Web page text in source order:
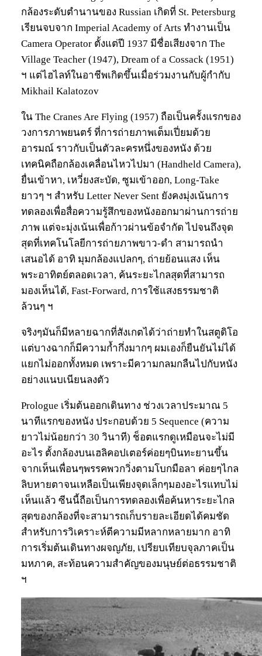
กล้องระดับตำนานของ Russian เกิดที่ St. Petersburg
เรียนจบจาก Imperial Academy of Arts ทำงานเป็น
Camera Operator ตั้งแต่ปี 1937 มีชื่อเสียงจาก The
Village Teacher (1947), Dream of a Cossack (1951)
ฯ แต่ไฮไลท์ในอาชีพเกิดขึ้นเมื่อร่วมงานกับผู้กำกับ
Mikhail Kalatozov
ใน The Cranes Are Flying (1957) ถือเป็นครั้งแรกของ
วงการภาพยนตร์ ที่การถ่ายภาพเต็มเปี่ยมด้วย
อารมณ์ ราวกับเป็นตัวละครหนึ่งของหนัง ด้วย
เทคนิคถือกล้องเคลื่อนไหวไปมา (Handheld Camera),
ยื่นเข้าหา, เหวี่ยงสะบัด, ซูมเข้าออก, Long-Take
ยาวๆ ฯ สำหรับ Letter Never Sent ยังคงมุ่งเน้นการ
ทดลองเพื่อสื่อความรู้สึกของหนังออกมาผ่านการถ่าย
ภาพ แต่จะมุ่งเน้นเพื่อก้าวผ่านข้อจำกัด ไปจนถึงจุด
สุดที่เทคโนโลยีการถ่ายภาพขาว-ดำ สามารถนำ
เสนอได้ อาทิ มุมกล้องแปลกๆ, ถ่ายย้อนแสง เห็น
พระอาทิตย์ตลอดเวลา, ค้นระยะไกลสุดที่สามารถ
มองเห็นได้, Fast-Forward, การใช้แสงธรรมชาติ
ล้วนๆ ฯ
จริงๆมันก็มีหลายฉากที่สังเกตได้ว่าถ่ายทำในสตูดิโอ
แต่บางฉากก็มีความก้ำกึ่งมากๆ ผมเองก็ยืนยันไม่ได้
แยกไม่ออกทั้งหมด เพราะมีความกลมกลืนไปกับหนัง
อย่างแนบเนียนลงตัว
Prologue เริ่มต้นออกเดินทาง ช่วงเวลาประมาณ 5
นาทีแรกของหนัง ประกอบด้วย 5 Sequence (ความ
ยาวไม่น้อยกว่า 30 วินาที) ช็อตแรกดูเหมือนจะไม่มี
อะไร ตั้งกล้องบนเฮลิคอปเตอร์ค่อยๆบินทะยานขึ้น
จากเห็นเพื่อนๆพรรคพวกวิ่งตามโบกมือลา ค่อยๆไกล
ลิบหายตาจนเหลือเป็นเพียงจุดเล็กๆมองอะไรแทบไม่
เห็นแล้ว ซีนนี้ถือเป็นการทดลองเพื่อค้นหาระยะไกล
สุดของกล้องที่จะสามารถเก็บรายละเอียดได้คมชัด
สำหรับการวิเคราะห์ตีความมีหลากหลายมาก อาทิ
การเริ่มต้นเดินทางผจญภัย, เปรียบเทียบจุลภาคเป็น
มหภาค, สะท้อนความสำคัญของมนุษย์ต่อธรรมชาติ
ฯ